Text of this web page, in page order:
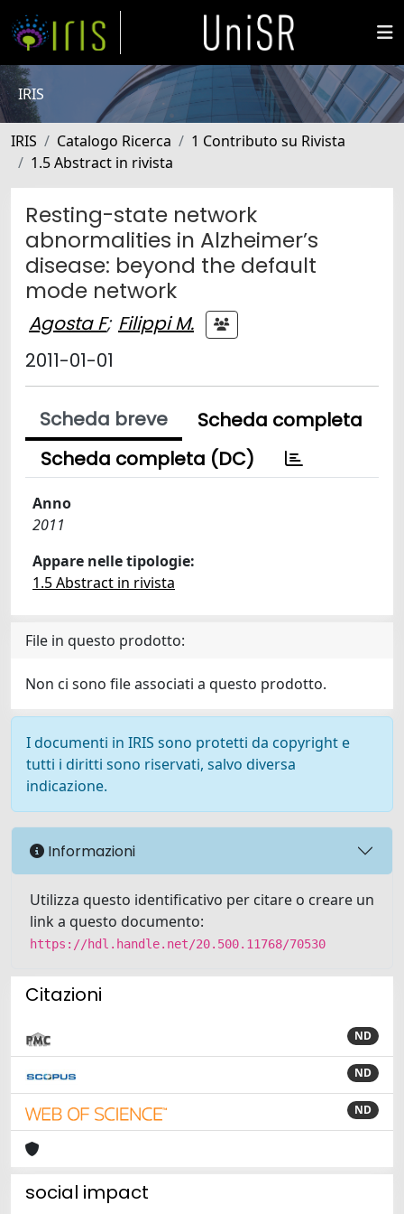
IRIS
IRIS Catalogo Ricerca
1 Contributo su Rivista
1.5 Abstract in rivista
Resting-state network
abnormalities in Alzheimer’s
disease: beyond the default
mode network
Agosta F; Filippi M.
2011-01-01
Scheda breve
Scheda completa
Scheda completa (DC)
Anno
2011
Appare nelle tipologie:
1.5 Abstract in rivista
File in questo prodotto:
Non ci sono file associati a questo prodotto.
I documenti in IRIS sono protetti da copyright e
tutti i diritti sono riservati, salvo diversa
indicazione.
Informazioni
Utilizza questo identificativo per citare o creare un
link a questo documento:
https://hdl.handle.net/20.500.11768/70530
Citazioni
ND
ND
ND
social impact